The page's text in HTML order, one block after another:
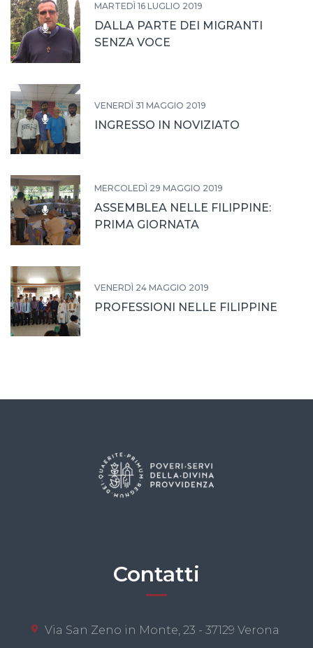
MARTEDÌ 16 LUGLIO 2019
DALLA PARTE DEI MIGRANTI
SENZA VOCE
VENERDÌ 31 MAGGIO 2019
INGRESSO IN NOVIZIATO
MERCOLEDÌ 29 MAGGIO 2019
ASSEMBLEA NELLE FILIPPINE:
PRIMA GIORNATA
VENERDÌ 24 MAGGIO 2019
PROFESSIONI NELLE FILIPPINE
Contatti
Via San Zeno in Monte, 23 - 37129 Verona